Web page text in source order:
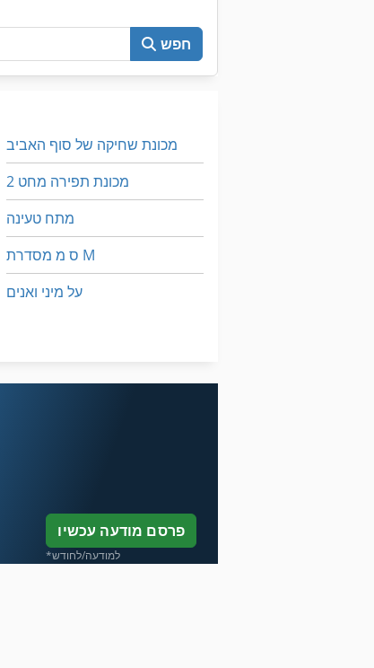
חפש
מכונת שחיקה של סוף האביב
מכונת תפירה מחט 2
מתח טעינה
ס מ מסדרת M
על מיני ואנים
פרסם מודעה עכשיו
*למודעה/לחודש